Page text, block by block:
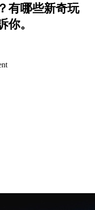
有哪些新奇玩
你。